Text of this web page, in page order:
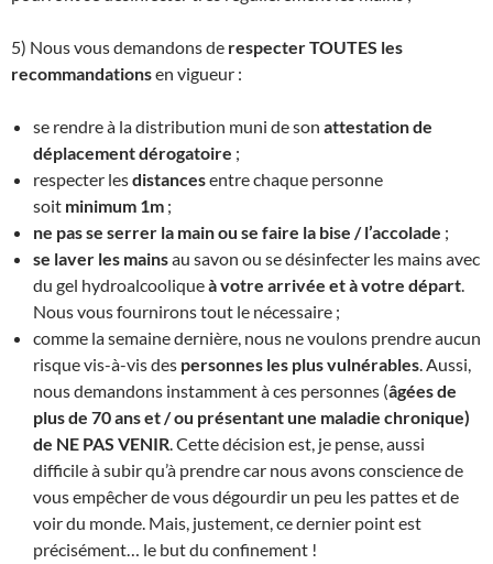
5) Nous vous demandons de respecter TOUTES les
recommandationsen vigueur :
se rendre à la distribution muni de son attestation de
déplacement dérogatoire ;
respecter lesdistancesentre chaque personne
soit minimum 1m ;
ne pas se serrer la main ou se faire la bise / l’accolade ;
se laver les mainsau savon ou se désinfecter les mains avec
du gel hydroalcooliqueà votre arrivée et à votre départ.
Nous vous fournirons tout le nécessaire ;
comme la semaine dernière, nous ne voulons prendre aucun
risque vis-à-vis des personnes les plus vulnérables. Aussi,
nous demandons instamment à ces personnes (âgées de
plus de 70 ans et / ou présentant une maladie chronique)
de NE PAS VENIR. Cette décision est, je pense, aussi
difficile à subir qu’à prendre car nous avons conscience de
vous empêcher de vous dégourdir un peu les pattes et de
voir du monde. Mais, justement, ce dernier point est
précisément… le but du confinement !